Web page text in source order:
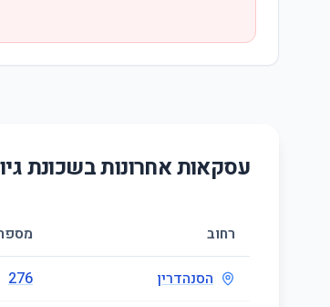
עסקאות אחרונות בשכונת
רחוב
הסנהדרין 276